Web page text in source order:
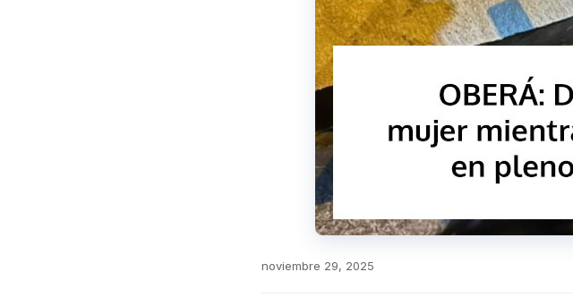
noviembre 29, 2025